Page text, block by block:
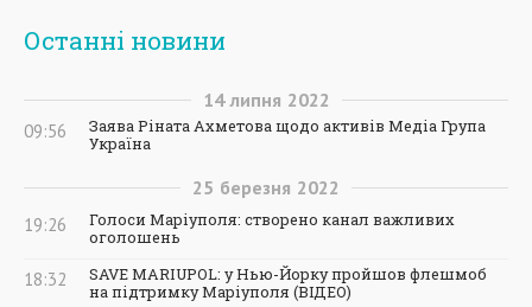
Останні новини
14 липня 2022
09:56
Заява Ріната Ахметова щодо активів Медіа Група
Україна
25 березня 2022
19:26
Голоси Маріуполя: створено канал важливих
оголошень
18:32
SAVE MARIUPOL: у Нью-Йорку пройшов флешмоб
на підтримку Маріуполя (ВІДЕО)